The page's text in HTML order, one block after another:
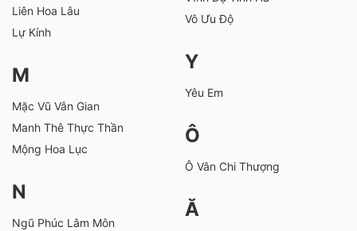
Liên Hoa Lâu
Lự Kính
M
Mặc Vũ Vân Gian
Manh Thê Thực Thần
Mộng Hoa Lục
N
Ngũ Phúc Lâm Môn
Vô Ưu Độ
Y
Yêu Em
Ô
Ô Vân Chi Thượng
Ă